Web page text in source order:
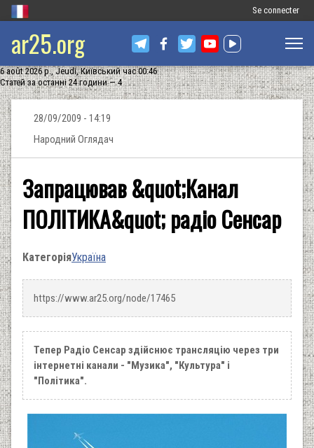
Меню
користувача
Se connecter
ar25.org
6 août 2026 р., Jeudi, Київський час 00:46
Статей за останні 24 години — 4
28/09/2009 - 14:19
Народний Оглядач
Запрацював &quot;Канал
ПОЛІТИКА&quot; радіо Сенсар
КатегоріяУкраїна
https://www.ar25.org/node/17465
Тепер Радіо Сенсар здійснює трансляцію через три
інтернетні канали - "Музика", "Культура" і
"Політика".